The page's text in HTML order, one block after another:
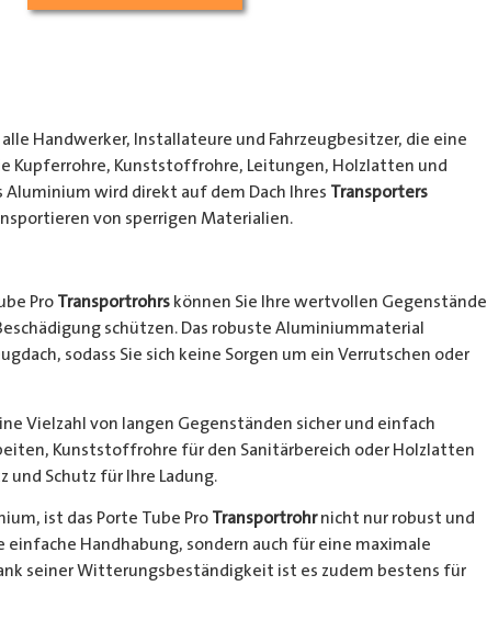
Handwerker, Installateure und Fahrzeugbesitzer, die eine
Kupferrohre, Kunststoffrohre, Leitungen, Holzlatten und
Aluminium wird direkt auf dem Dach Ihres Transporters
von sperrigen Materialien.
Pro Transportrohrskönnen Sie Ihre wertvollen Gegenstände
schützen. Das robuste Aluminiummaterial
sodass Sie sich keine Sorgen um ein Verrutschen oder
Vielzahl von langen Gegenständen sicher und einfach
Kunststoffrohre für den Sanitärbereich oder Holzlatten
Schutz für Ihre Ladung.
ist das Porte Tube Pro Transportrohrnicht nur robust und
Handhabung, sondern auch für eine maximale
seiner Witterungsbeständigkeit ist es zudem bestens für